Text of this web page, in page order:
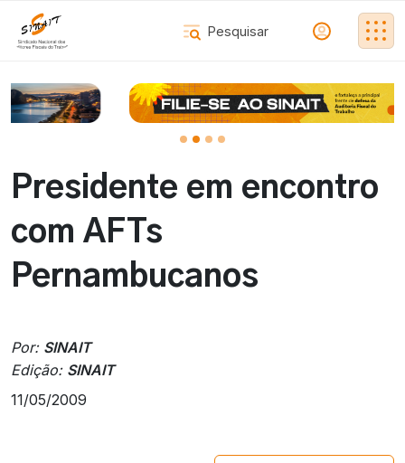
Presidente em encontro
com AFTs
Pernambucanos
Por: SINAIT
Edição: SINAIT
11/05/2009